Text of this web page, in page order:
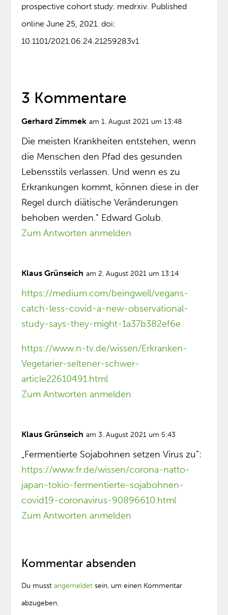
prospective cohort study. medrxiv. Published
online June 25, 2021. doi:
10.1101/2021.06.24.21259283v1
3 Kommentare
Gerhard Zimmek am 1. August 2021 um 13:48
Die meisten Krankheiten entstehen, wenn
die Menschen den Pfad des gesunden
Lebensstils verlassen. Und wenn es zu
Erkrankungen kommt, können diese in der
Regel durch diätische Veränderungen
behoben werden.” Edward Golub.
Zum Antworten anmelden
Klaus Grünseich am 2. August 2021 um 13:14
https://medium.com/beingwell/vegans-
catch-less-covid-a-new-observational-
study-says-they-might-1a37b382ef6e
https://www.n-tv.de/wissen/Erkranken-
Vegetarier-seltener-schwer-
article22610491.html
Zum Antworten anmelden
Klaus Grünseich am 3. August 2021 um 5:43
„Fermentierte Sojabohnen setzen Virus zu”:
https://www.fr.de/wissen/corona-natto-
japan-tokio-fermentierte-sojabohnen-
covid19-coronavirus-90896610.html
Zum Antworten anmelden
Kommentar absenden
Du musstangemeldet sein, um einen Kommentar
abzugeben.